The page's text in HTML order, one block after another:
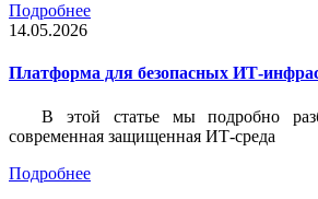
Подробнее
14.05.2026
Платформа для безопасных ИТ-
В этой статье мы подробно
современная защищенная ИТ-среда
Подробнее